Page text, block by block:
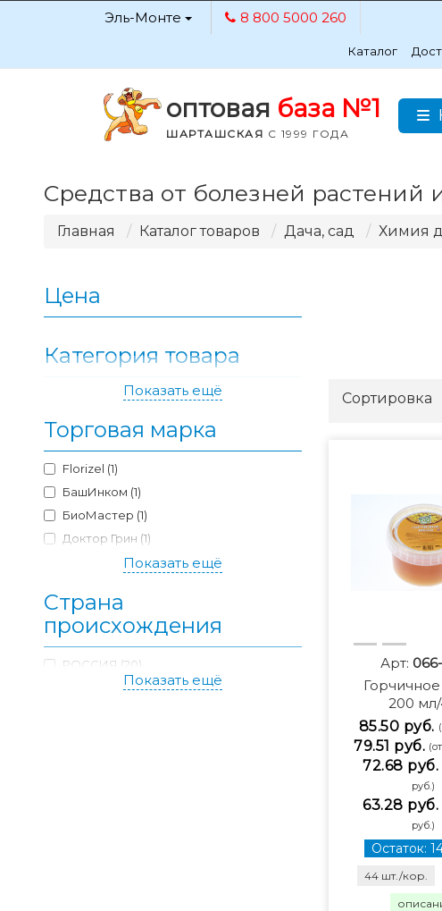
Эль-Монте 8 800 5000 260
Каталог
оптовая база №1
ШАРТАШСКАЯ С 1999 ГОДА
Средства от болезней растений
Главная Каталог товаров Дача, сад Химия
Сортировка
Арт:
200
85.50 руб.
79.51 руб.
72.68 руб.
руб.)
63.28 руб.
руб.)
Остаток:
44 шт./кор.
Цена
295.03 Применить
Категория товара
Показать ещё
Торговая марка
Florizel (1)
БашИнком (1)
БиоМастер (1)
Доктор Грин (1)
Зеленая аптека садовода (4)
СТК (2)
ФАС (1)
Показать ещё
Страна
происхождения
РОССИЯ (20)
Показать ещё